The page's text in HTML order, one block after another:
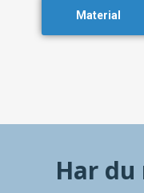
Material
Har